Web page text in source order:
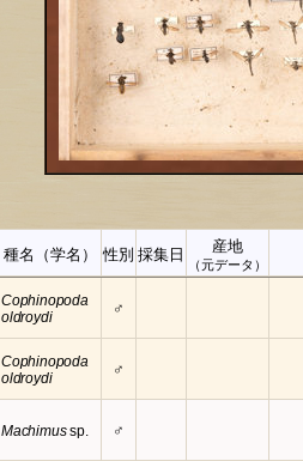
種名（学名） 性別 採集日 産地
（元データ）
Cophinopoda
oldroydi
♂
Cophinopoda
oldroydi
♂
Machimussp. ♂